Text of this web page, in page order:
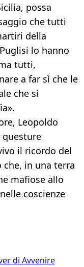
possa
che tutti
della
lo hanno
tutti,
a far sì che le
che si
Leopoldo
questure
il ricordo del
che, in una terra
mafiose allo
coscienze
di Avvenire